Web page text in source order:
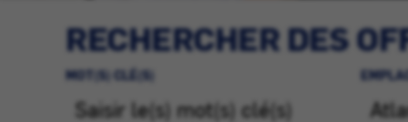
RECHERCHER DES
MOT(S) CLÉ(S)